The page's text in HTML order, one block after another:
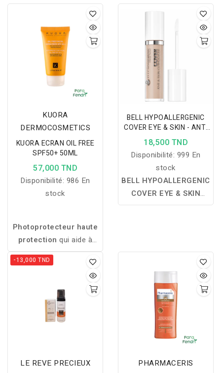
KUORA
DERMOCOSMETICS
KUORA ECRAN OIL FREE
SPF50+ 50ML
57,000 TND
Disponibilité: 986 En
stock
Photoprotecteur haute
protection quiaide à
prévenirlestaches,
protègela
après
offre
protection
solaire
efficacegrâce
physiques
BELL HYPOALLERGENIC
COVER EYE & SKIN - ANTI
CERNES - 010 FAIR
18,500 TND
Disponibilité: 999 En
stock
BELL HYPOALLERGENIC
COVER EYE & SKIN
CONCEALER ANTI
imperfections, illumine le
regard et unifie le teint
grâce à sa haute
couvrance modulable,
pour un fini naturel,
lumineux et longue tenue.
-13,000 TND
LE REVE PRECIEUX PHARMACERIS